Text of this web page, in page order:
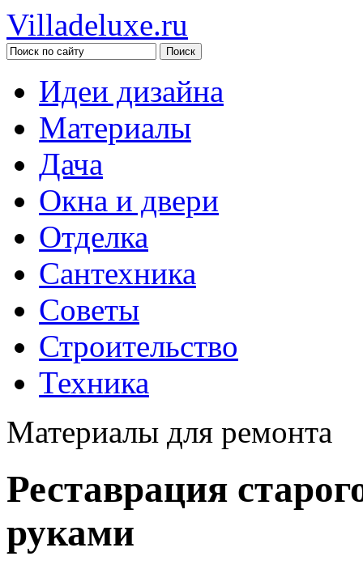
Villadeluxe.ru
Идеи дизайна
Материалы
Дача
Окна и двери
Отделка
Сантехника
Советы
Строительство
Техника
Материалы для ремонта
Реставрация
руками